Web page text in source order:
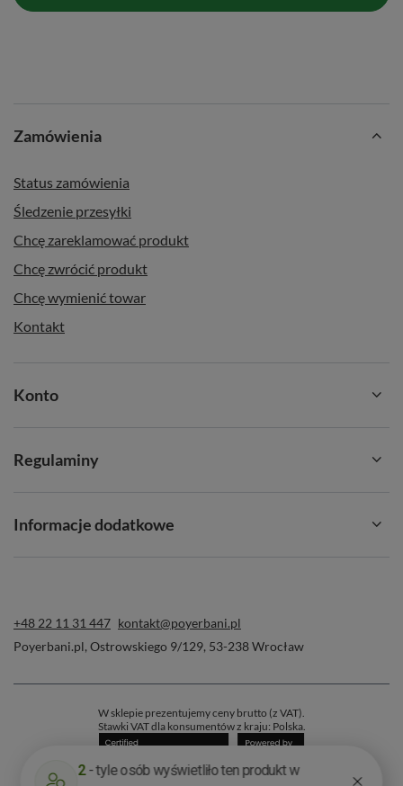
Zamówienia
Status zamówienia
Śledzenie przesyłki
Chcę zareklamować produkt
Chcę zwrócić produkt
Chcę wymienić towar
Kontakt
Konto
Regulaminy
Informacje dodatkowe
+48 22 11 31 447 kontakt@poyerbani.pl
Poyerbani.pl, Ostrowskiego 9/129, 53-238Wrocław
W sklepie prezentujemy ceny brutto (z VAT).
Stawki VAT dla konsumentów z kraju: Polska.